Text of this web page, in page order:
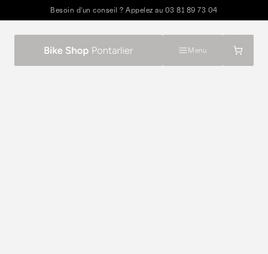
Besoin d'un conseil ? Appelez au 03 81 89 73 04
Menu